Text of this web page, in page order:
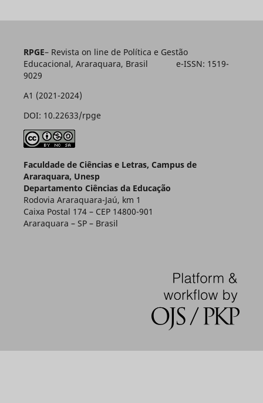
RPGE– Revista on line de Política e Gestão
Educacional, Araraquara, Brasil e-ISSN: 1519-
9029
A1 (2021-2024)
DOI: 10.22633/rpge
Faculdade de Ciências e Letras, Campus de
Araraquara, Unesp
Departamento Ciências da Educação
Rodovia Araraquara-Jaú, km 1
Caixa Postal 174 – CEP 14800-901
Araraquara – SP – Brasil